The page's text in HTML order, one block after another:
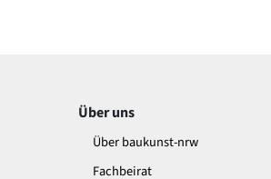
Über uns
Über baukunst-nrw
Fachbeirat